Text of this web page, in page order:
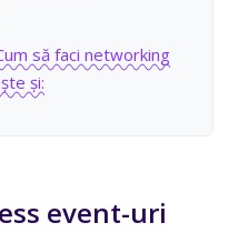
să faci networking
și:
event-uri